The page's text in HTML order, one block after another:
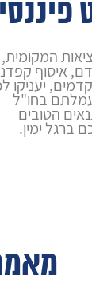
המקומית,
איסוף
יעניקו
בחו"ל
הטובים
ברגל ימין.